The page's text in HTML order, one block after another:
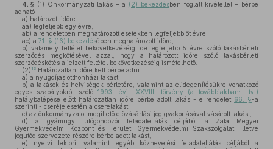
4. § (1) Önkormányzati lakás – a (2) bekezdésben foglalt kivétellel – bérbe
adható
a) határozott időre
aa) legfeljebb egy évre,
ab) a rendeletben meghatározott esetekben legfeljebb öt évre,
ac) a 71. § (16) bekezdésében meghatározott időre,
b) valamely feltétel bekövetkezéséig, de legfeljebb 5 évre szóló lakásbérleti
szerződés megkötésével azzal, hogy a határozott időre szóló lakásbérleti
szerződéskötés a jelzett feltétel bekövetkezéséig ismételhető.
(2) 13 Határozatlan időre kell bérbe adni
a) a nyugdíjas otthonházi lakást,
b) a lakások és helyiségek bérletére, valamint az elidegenítésükre vonatkozó
egyes szabályokról szóló1993. évi LXXVIII. törvény (a továbbiakban: Ltv.)
hatálybalépése előtt határozatlan időre bérbe adott lakás - e rendelet 66. §-a
szerinti - cseréje esetén a cserelakást,
c) az önkormányzatot megillető elővásárlási jog gyakorlásával vásárolt lakást,
d) a gyámügyi utógondozói feladatellátás céljából a Zala Megyei
Gyermekvédelmi Központ és Területi Gyermekvédelmi Szakszolgálat, illetve
jogutód szervezete részére bérbe adott lakást,
e) nyelvi lektori, valamint egyéb köznevelési feladatellátás céljából a